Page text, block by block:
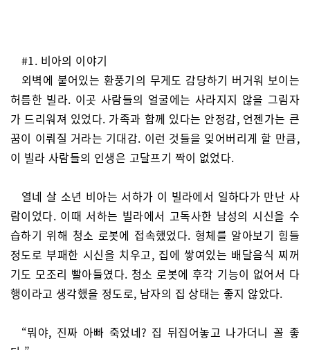
#1. 비아의 이야기
외벽에 붙어있는 환풍기의 무게도 감당하기 버거워 보이는
허름한 빌라. 이곳 사람들의 얼굴에는 사라지지 않을 그림자
가 드리워져 있었다. 가족과 함께 있다는 안정감, 언젠가는 큰
꿈이 이뤄질 거라는 기대감. 이런 것들을 잊어버리게 할 만큼,
이 빌라 사람들의 인생은 고달프기 짝이 없었다.
열네 살 소년 비아는 서하가 이 빌라에서 일하다가 만난 사
람이었다. 이때 서하는 빌라에서 고독사한 남성의 시신을 수
습하기 위해 청소 로봇에 접속했었다. 형체를 알아보기 힘들
정도로 부패한 시신을 치우고, 집에 쌓여있는 배달음식 찌꺼
기도 모조리 빨아들였다. 청소 로봇에 후각 기능이 없어서 다
행이라고 생각했을 정도로, 남자의 집 상태는 좋지 않았다.
“뭐야, 진짜 아빠 죽었네? 집 뒤집어놓고 나가더니 꼴 좋